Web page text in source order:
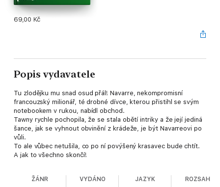
69,00 Kč
Popis vydavatele
Tu zlodějku mu snad osud přál! Navarre, nekompromisní
francouzský milionář, té drobné dívce, kterou přistihl se svým
notebookem v rukou, nabídl obchod.
Tawny rychle pochopila, že se stala obětí intriky a že její jediná
šance, jak se vyhnout obvinění z krádeže, je být Navarreovi po
vůli.
To ale vůbec netušila, co po ní povýšený krasavec bude chtít.
A jak to všechno skončí!
ŽÁNR VYDÁNO JAZYK ROZSAH